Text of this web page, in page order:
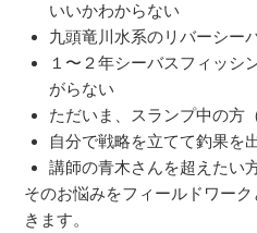
いいかわからない
九頭竜川水系のリバーシー
１〜２年シーバスフィッシ
がらない
ただいま、スランプ中の方（
自分で戦略を立てて釣果を
講師の青木さんを超えたい
そのお悩みをフィールドワー
きます。